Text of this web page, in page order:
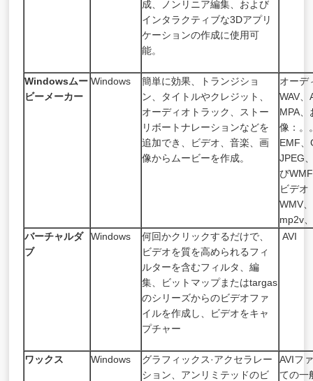
成、ノンリニア編集、および
インタラクティブな3Dアプリ
ケーションの作成に使用可
能。
Windowsムー
ビーメーカー
Windows
簡単に効果、トランジショ
ン、タイトルやクレジット、
オーディオトラック、ストー
リボートナレーションなどを
追加でき、ビデオ、音楽、画
像からムービーを作成。
オーデ
WAV
MPA
像：。
EMF
JPEG
びWMF
ビデオ
WMV
mp2v
バーチャルダ
ブ
Windows
何回かクリックするだけで、
ビデオを質を高められるフィ
ルターを含むフィルタ、編
集、ビットマップまたはtargas
のシリーズからのビデオファ
イルを作成し、ビデオをキャ
プチャー
AVI
ワックス Windows
グラフィックス·アクセラレー
ション、アンリミテッドのビ
AVIフ
ての一